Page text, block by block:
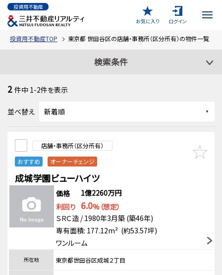
投資用不動産
お気に入り
ログイン
投資用不動産TOP 東京都 世田谷区の店舗・事務所（区分所有）の物件一覧
検索条件
2 件中 1-2件を表示
並べ替え
店舗・事務所（区分所有）
おすすめ
オーナーチェンジ
成城学園ビューハイツ
価格
1億2260万円
利回り 6.0%（想定）
ＳＲＣ造 / 1980年3月築 (築46年)
専有面積: 177.12m² (約53.57坪)
ワンルーム
所在地 東京都世田谷区成城２丁目